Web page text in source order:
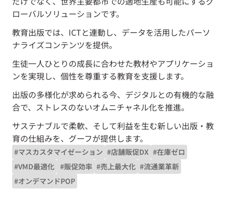
ローバルソリューションです。
教育出版では、ICTと連動し、データを活用したパーソ
ナライズコンテンツを提供。
生徒一人ひとりの成長に合わせた教材やアプリケーショ
ンを実現し、個性を尊重する教育を支援します。
出版の多様化が求められる今、デジタルとの有機的な融
合で、ストレスのないオムニチャネル化を推進。
サステナブルで柔軟、そして利益を生む新しい出版・教
育の仕組みを、グーフが提供します。
#マスカスタマイゼーション #店舗販促DX #在庫ゼロ
#VMD最適化 #販促効率 #売上最大化 #流通業革新
#オンデマンドPOP